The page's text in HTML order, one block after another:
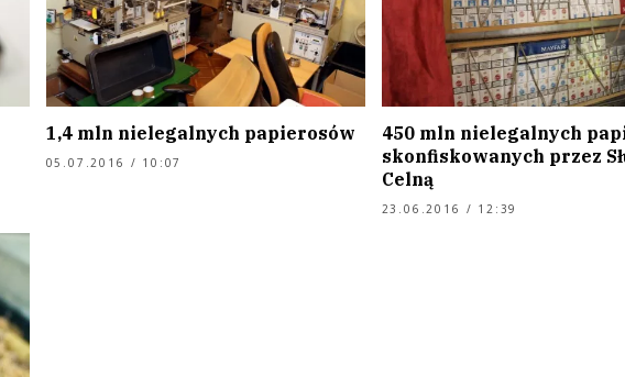
1,4 mln nielegalnych papierosów
05.07.2016 / 10:07
450 mln nielegalnych
skonfiskowanych przez
Celną
23.06.2016 / 12:39